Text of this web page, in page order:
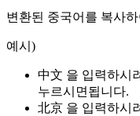
변환된 중국어를 복사
예시)
中文 을 입력하시
누르시면됩니다.
北京 을 입력하시